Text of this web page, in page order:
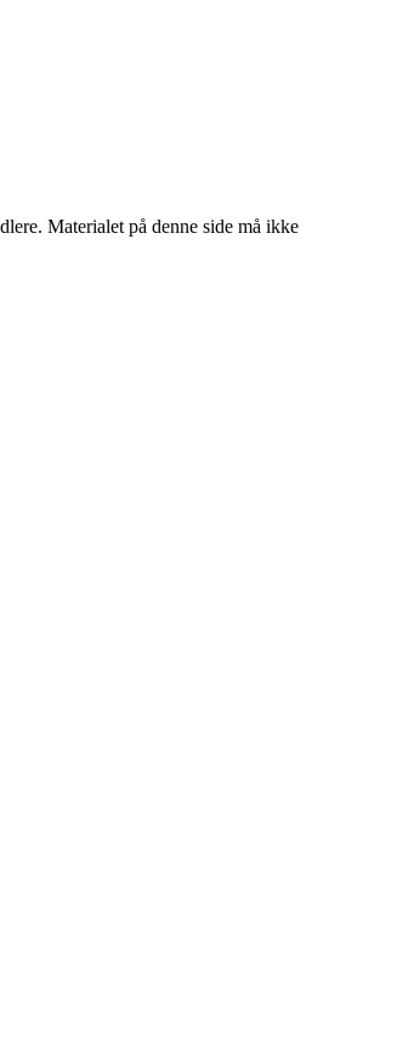
Materialet på denne side må ikke